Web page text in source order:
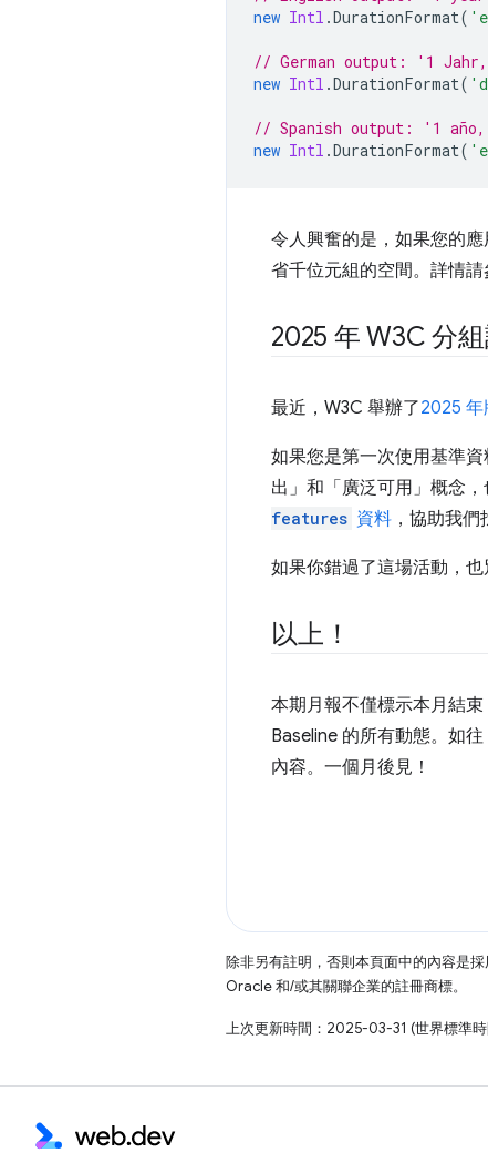
new Intl .DurationFormat(
// German output: '1 Jahr,
new Intl .DurationFormat(
// Spanish output: '1 año,
new Intl .DurationFormat(
令人興奮的是，如果您的
省千位元組的空間。詳情請
2025 年 W3C 分
最近，W3C 舉辦了2025
如果您是第一次使用基準
出」和「廣泛可用」概念
features 資料 ，協助我
如果你錯過了這場活動，也
以上！
本期月報不僅標示本月結
Baseline 的所有動態。如
內容。一個月後見！
除非另有註明，否則本頁面中的內容是採
Oracle 和/或其關聯企業的註冊商標。
上次更新時間：2025-03-31 (世界標準時